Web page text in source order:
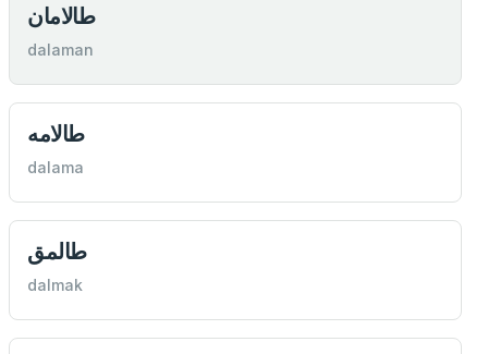
طالامان
dalaman
طالامه
dalama
طالمق
dalmak